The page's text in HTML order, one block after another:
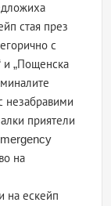
стая през
с
и „Пощенска
незабравими
приятели
на
на ескейп